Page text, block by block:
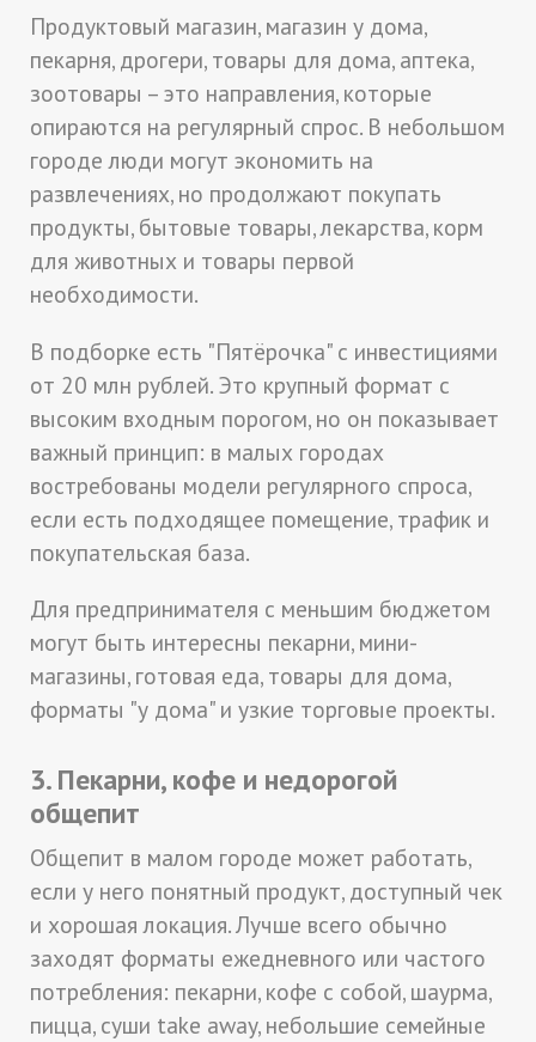
Продуктовый магазин, магазин у дома,
пекарня, дрогери, товары для дома, аптека,
зоотовары – это направления, которые
опираются на регулярный спрос. В небольшом
городе люди могут экономить на
развлечениях, но продолжают покупать
продукты, бытовые товары, лекарства, корм
для животных и товары первой
необходимости.
В подборке есть "Пятёрочка" с инвестициями
от 20 млн рублей. Это крупный формат с
высоким входным порогом, но он показывает
важный принцип: в малых городах
востребованы модели регулярного спроса,
если есть подходящее помещение, трафик и
покупательская база.
Для предпринимателя с меньшим бюджетом
могут быть интересны пекарни, мини-
магазины, готовая еда, товары для дома,
форматы "у дома" и узкие торговые проекты.
3. Пекарни, кофе и недорогой
общепит
Общепит в малом городе может работать,
если у него понятный продукт, доступный чек
и хорошая локация. Лучше всего обычно
заходят форматы ежедневного или частого
потребления: пекарни, кофе с собой, шаурма,
пицца, суши take away, небольшие семейные